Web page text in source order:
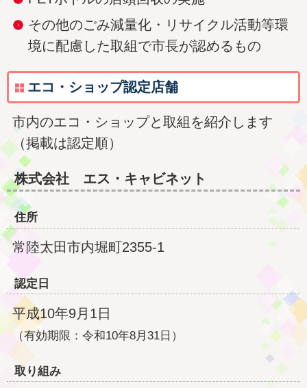
その他のごみ減量化・リサイクル活動等環
境に配慮した取組で市長が認めるもの
エコ・ショップ認定店舗
市内のエコ・ショップと取組を紹介します
（掲載は認定順）
株式会社 エス・キャビネット
住所
常陸太田市内堀町2355-1
認定日
平成10年9月1日
（有効期限：令和10年8月31日）
取り組み